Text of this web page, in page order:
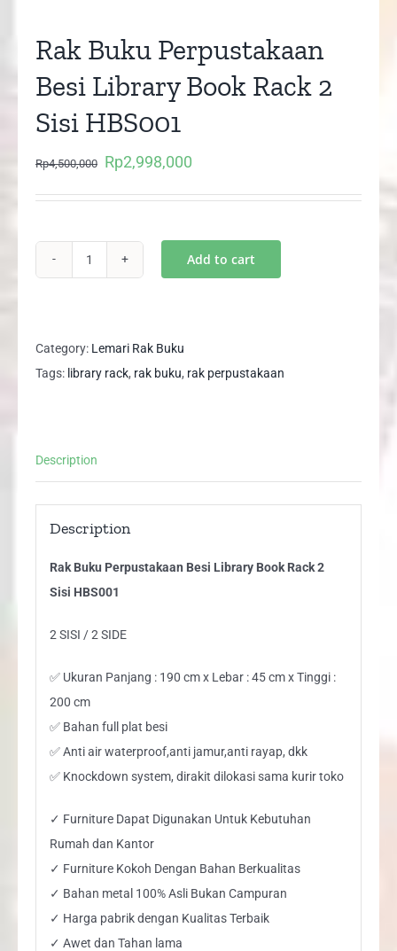
Rak Buku Perpustakaan
Besi Library Book Rack 2
Sisi HBS001
Rp4,500,000
Original
Rp2,998,000
Besi
Library
Sisi
Add to cart
Category: Lemari Rak Buku
Tags: library rack, rak buku, rak perpustakaan
Description
Description
Rak Buku Perpustakaan Besi Library Book Rack 2
Sisi HBS001
2 SISI / 2 SIDE
✅ Ukuran Panjang : 190 cm x Lebar : 45 cm x Tinggi :
200 cm
✅ Bahan full plat besi
✅ Anti air waterproof,anti jamur,anti rayap, dkk
✅ Knockdown system, dirakit dilokasi sama kurir toko
✓ Furniture Dapat Digunakan Untuk Kebutuhan
Rumah dan Kantor
✓ Furniture Kokoh Dengan Bahan Berkualitas
✓ Bahan metal 100% Asli Bukan Campuran
✓ Harga pabrik dengan Kualitas Terbaik
✓ Awet dan Tahan lama